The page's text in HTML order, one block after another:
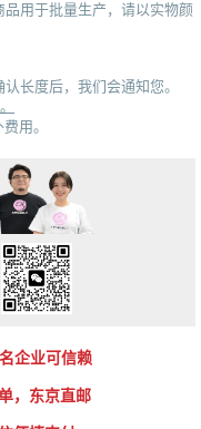
用于批量生产，请以实物颜
长度后，我们会通知您。
用。
企业可信赖
，东京直邮